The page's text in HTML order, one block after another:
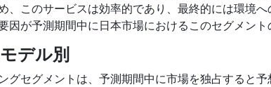
、このサービスは効率的であり、最終的には環境
因が予測期間中に日本市場におけるこのセグメント
デル別
グセグメントは、予測期間中に市場を独占すると